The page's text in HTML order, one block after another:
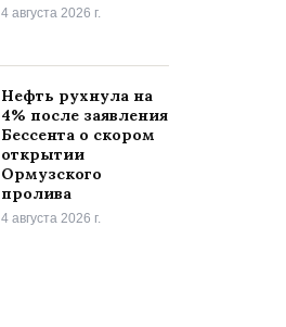
4 августа 2026 г.
Нефть рухнула на
4% после заявления
Бессента о скором
открытии
Ормузского
пролива
4 августа 2026 г.